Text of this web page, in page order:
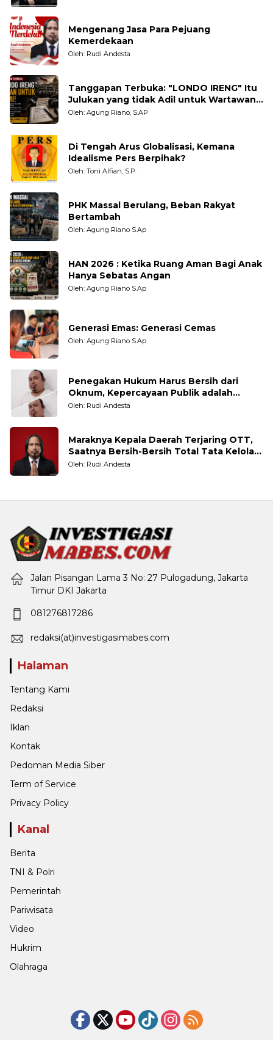
Mengenang Jasa Para Pejuang
Kemerdekaan
Oleh: Rudi Andesta
Tanggapan Terbuka: "LONDO IRENG" Itu
Julukan yang tidak Adil untuk Wartawan,
Pengamat dan LSM
Oleh: Agung Riano, S.AP
Di Tengah Arus Globalisasi, Kemana
Idealisme Pers Berpihak?
Oleh: Toni Alfian, S.P.
PHK Massal Berulang, Beban Rakyat
Bertambah
Oleh: Agung Riano S.Ap
HAN 2026 : Ketika Ruang Aman Bagi Anak
Hanya Sebatas Angan
Oleh: Agung Riano S.Ap
Generasi Emas: Generasi Cemas
Oleh: Agung Riano S.Ap
Penegakan Hukum Harus Bersih dari
Oknum, Kepercayaan Publik adalah
Taruhannya
Oleh: Rudi Andesta
Maraknya Kepala Daerah Terjaring OTT,
Saatnya Bersih-Bersih Total Tata Kelola
Pemerintahan
Oleh: Rudi Andesta
Jalan Pisangan Lama 3 No: 27 Pulogadung, Jakarta
Timur DKI Jakarta
081276817286
redaksi(at)investigasimabes.com
Halaman
Tentang Kami
Redaksi
Iklan
Kontak
Pedoman Media Siber
Term of Service
Privacy Policy
Kanal
Berita
TNI & Polri
Pemerintah
Pariwisata
Video
Hukrim
Olahraga